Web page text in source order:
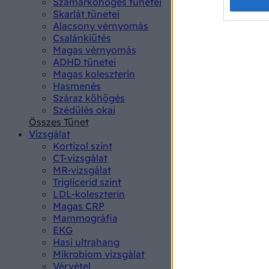
Skarlát tünetei
Alacsony vérnyomás
Csalánkiütés
Magas vérnyomás
ADHD tünetei
Magas koleszterin
Hasmenés
Száraz köhögés
Szédülés okai
Összes Tünet
Vizsgálat
Kortizol szint
CT-vizsgálat
MR-vizsgálat
Triglicerid szint
LDL-koleszterin
Magas CRP
Mammográfia
EKG
Hasi ultrahang
Mikrobiom vizsgálat
Vérvétel